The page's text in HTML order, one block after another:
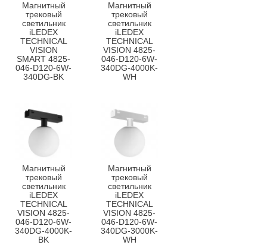
Магнитный
трековый
светильник
iLEDEX
TECHNICAL
VISION
SMART 4825-
046-D120-6W-
340DG-BK
Магнитный
трековый
светильник
iLEDEX
TECHNICAL
VISION 4825-
046-D120-6W-
340DG-4000K-
WH
Магнитный
трековый
светильник
iLEDEX
TECHNICAL
VISION 4825-
046-D120-6W-
340DG-4000K-
BK
Магнитный
трековый
светильник
iLEDEX
TECHNICAL
VISION 4825-
046-D120-6W-
340DG-3000K-
WH